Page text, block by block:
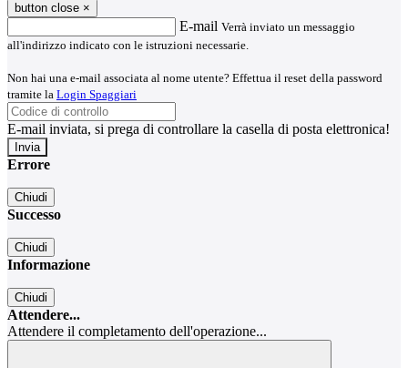
button close ×
E-mail Verrà inviato un messaggio
all'indirizzo indicato con le istruzioni necessarie.
Non hai una e-mail associata al nome utente? Effettua il reset della password
tramite la Login Spaggiari
E-mail inviata, si prega di controllare la casella di posta elettronica!
Errore
Chiudi
Successo
Chiudi
Informazione
Chiudi
Attendere...
Attendere il completamento dell'operazione...